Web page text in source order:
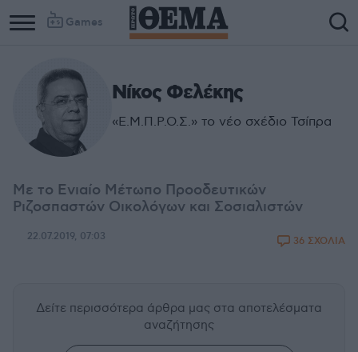
Games
Νίκος Φελέκης
«Ε.Μ.Π.Ρ.Ο.Σ.» το νέο σχέδιο Τσίπρα
Με το Ενιαίο Μέτωπο Προοδευτικών
Ριζοσπαστών Οικολόγων και Σοσιαλιστών
22.07.2019, 07:03 36 ΣΧΟΛΙΑ
Δείτε περισσότερα άρθρα μας στα αποτελέσματα
αναζήτησης